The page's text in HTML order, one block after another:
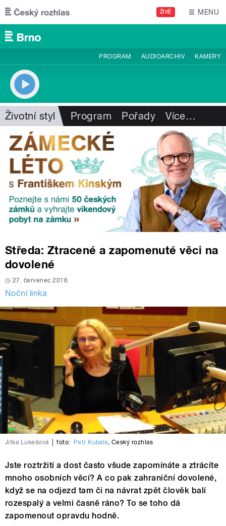
Přejít k hlavnímu obsahu
ŽIVĚ MENU
PROGRAM AUDIOARCHIV KAMERY
Životní styl Program Pořady Více…
Středa: Ztracené a zapomenuté věci na
dovolené
27. červenec 2016
Noční linka
Jitka Lukešová foto: Petr Kubala, Český rozhlas
Jste roztržití a dost často všude zapomínáte a ztrácíte
mnoho osobních věcí? A co pak zahraniční dovolené,
když se na odjezd tam či na návrat zpět člověk balí
rozespalý a velmi časně ráno? To se toho dá
zapomenout opravdu hodně.